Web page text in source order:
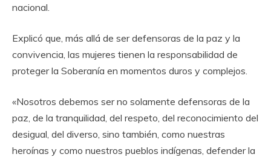
nacional.
Explicó que, más allá de ser defensoras de la paz y la
convivencia, las mujeres tienen la responsabilidad de
proteger la Soberanía en momentos duros y complejos.
«Nosotros debemos ser no solamente defensoras de la
paz, de la tranquilidad, del respeto, del reconocimiento del
desigual, del diverso, sino también, como nuestras
heroínas y como nuestros pueblos indígenas, defender la